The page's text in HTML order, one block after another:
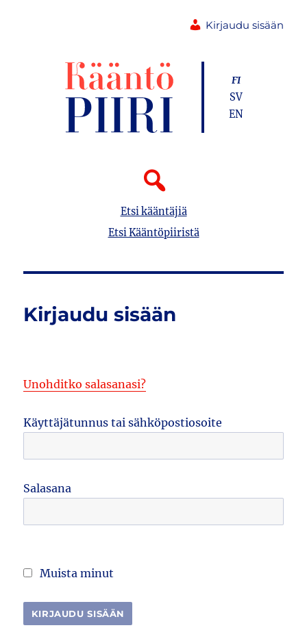
Kirjaudu sisään
Etsi kääntäjiä
Etsi Kääntöpiiristä
FI
SV
EN
Kirjaudu sisään
Unohditko salasanasi?
Käyttäjätunnus tai sähköpostiosoite
Salasana
Muista minut